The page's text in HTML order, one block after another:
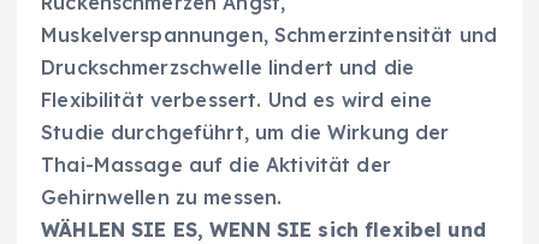
Muskelverspannungen, Schmerzintensität und
Druckschmerzschwelle lindert und die
Flexibilität verbessert. Und es wird eine
Studie durchgeführt, um die Wirkung der
Thai-Massage auf die Aktivität der
Gehirnwellen zu messen.
WÄHLEN SIE ES, WENN SIE sich flexibel und